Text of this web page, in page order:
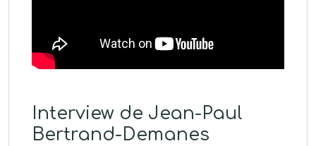
Interview de Jean-Paul
Bertrand-Demanes